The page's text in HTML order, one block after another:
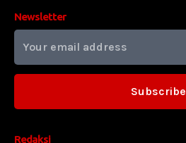
Redaksi
Newsletter
Subscribe